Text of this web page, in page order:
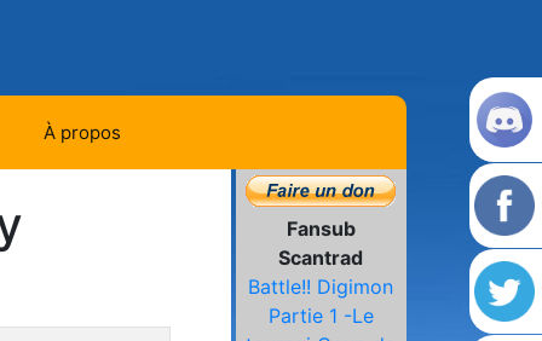
À propos
Fansub
Scantrad
Battle!! Digimon
Partie 1 -Le